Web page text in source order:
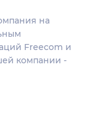
на
Freecom и
компании -